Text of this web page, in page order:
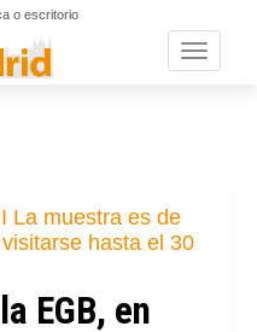
o escritorio
Toggle
La muestra es de
hasta el 30
EGB, en